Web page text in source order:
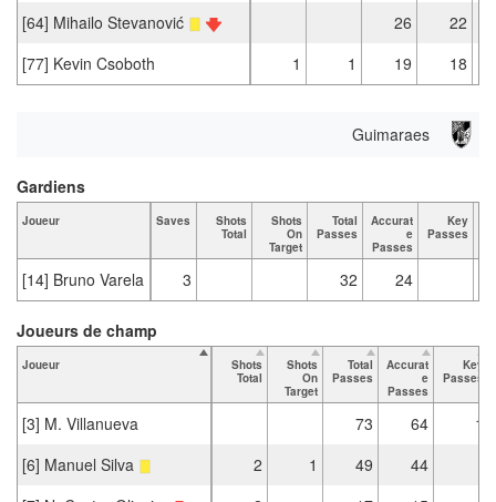
[64] Mihailo Stevanović
26
22
[77] Kevin Csoboth
1 1 19 18
Guimaraes
Joueur Saves
Shots
Total
Shots
On
Target
Total
Passes
Accurat
e
Passes
Key
Passes
[14] Bruno Varela 3 32 24
Gardiens
Joueur
Shots
Total
Shots
On
Target
Total
Passes
Accurat
e
Passes
Key
Passes
[3] M. Villanueva 73 64
1
[6] Manuel Silva
2 1 49
44
Joueurs de champ